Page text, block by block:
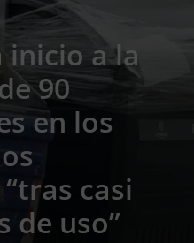
inicio a la
90
en los
casi
de uso”